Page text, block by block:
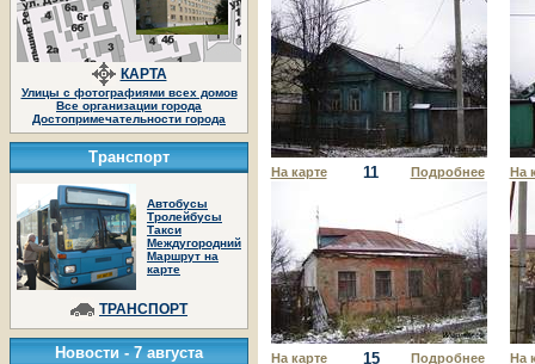
КАРТА
Улицы с фотографиями всех домов
Все организации города
Достопримечательности города
Транспорт
Автобусы
Тролейбусы
Такси
Междугородний
Маршрут на
карте
ТРАНСПОРТ
Новости -7 августа
На карте 11 Подробнее На
На карте 15 Подробнее На